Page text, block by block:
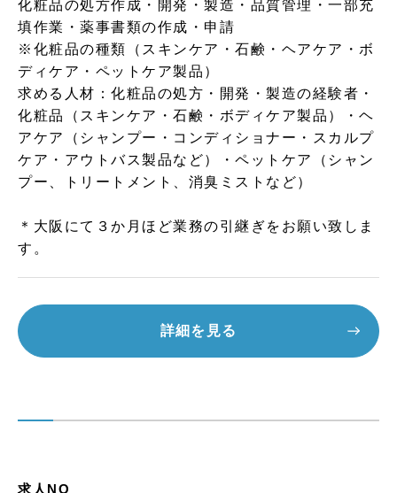
化粧品の処方作成・開発・製造・品質管理・一部充
填作業・薬事書類の作成・申請
※化粧品の種類（スキンケア・石鹸・ヘアケア・ボ
ディケア・ペットケア製品）
求める人材：化粧品の処方・開発・製造の経験者・
化粧品（スキンケア・石鹸・ボディケア製品）・ヘ
アケア（シャンプー・コンディショナー・スカルプ
ケア・アウトバス製品など）・ペットケア（シャン
プー、トリートメント、消臭ミストなど）
＊大阪にて３か月ほど業務の引継ぎをお願い致しま
す。
詳細を見る
求人NO